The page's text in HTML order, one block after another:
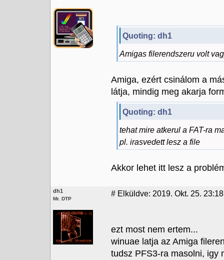
Quoting: dh1
Amigas filerendszeru volt
Amiga, ezért csinálom a
látja, mindig meg akarja
Quoting: dh1
tehat mire atkerul a FAT-ra
pl. irasvedett lesz a file
Akkor lehet itt lesz a
dh1
Mr. DTP
# Elküldve: 2019. Okt. 25. 23:18
ezt most nem ertem...
winuae latja az Amiga
tudsz PFS3-ra masolni, igy